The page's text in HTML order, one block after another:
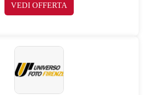
VEDI OFFERTA